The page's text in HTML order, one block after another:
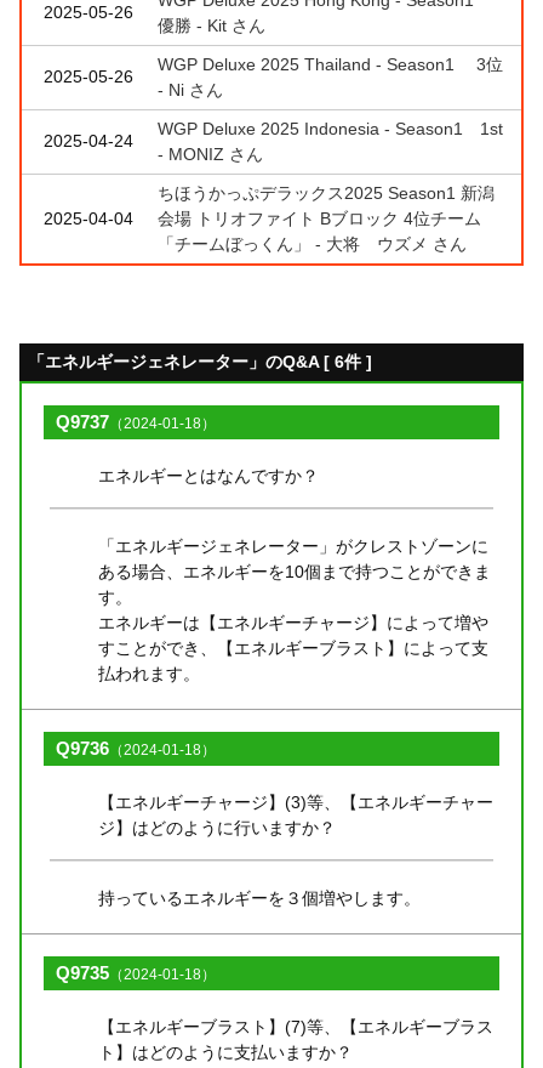
2025-05-26
優勝 - Kit さん
2025-05-26
WGP Deluxe 2025 Thailand - Season1 3位
- Ni さん
2025-04-24
WGP Deluxe 2025 Indonesia - Season1 1st
- MONIZ さん
2025-04-04
ちほうかっぷデラックス2025 Season1 新潟
会場 トリオファイト Bブロック 4位チーム
「チームぼっくん」 - 大将 ウズメ さん
「エネルギージェネレーター」のQ&A [ 6件 ]
Q9737 （2024-01-18）
エネルギーとはなんですか？
「エネルギージェネレーター」がクレストゾーンに
ある場合、エネルギーを10個まで持つことができま
す。
エネルギーは【エネルギーチャージ】によって増や
すことができ、【エネルギーブラスト】によって支
払われます。
Q9736 （2024-01-18）
【エネルギーチャージ】(3)等、【エネルギーチャー
ジ】はどのように行いますか？
持っているエネルギーを３個増やします。
Q9735 （2024-01-18）
【エネルギーブラスト】(7)等、【エネルギーブラス
ト】はどのように支払いますか？